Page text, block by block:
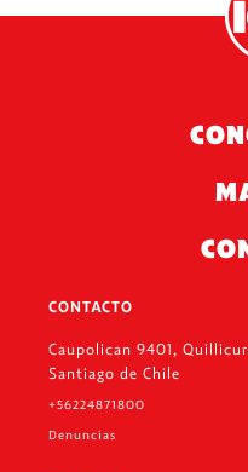
CONTACTO
Caupolican 9401,
Santiago de Chile
+56224871800
Denuncias